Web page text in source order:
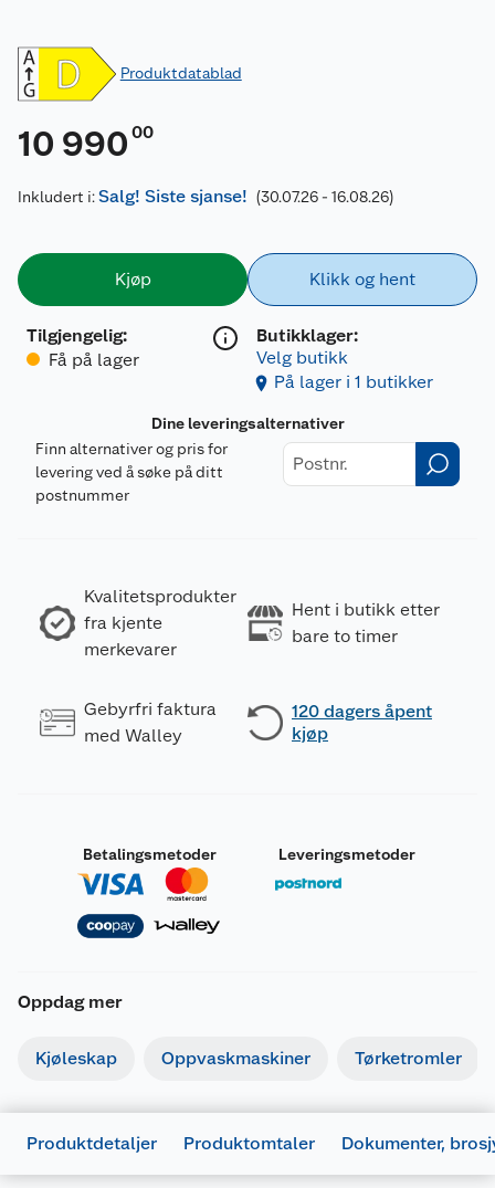
Produktdatablad
10 990 00
Inkludert i:Salg! Siste sjanse! (30.07.26 - 16.08.26)
Kjøp
Tilgjengelig:
Få på lager
Klikk og hent
Butikklager:
Velg butikk
På lager i 1 butikker
Dine leveringsalternativer
Finn alternativer og pris for
levering ved å søke på ditt
postnummer
Kvalitetsprodukter
fra kjente
merkevarer
Hent i butikk etter
bare to timer
Gebyrfri faktura
med Walley
120 dagers åpent
kjøp
Betalingsmetoder Leveringsmetoder
Oppdag mer
Kjøleskap Oppvaskmaskiner Tørketromler
Produktdetaljer Produktomtaler Dokumenter,